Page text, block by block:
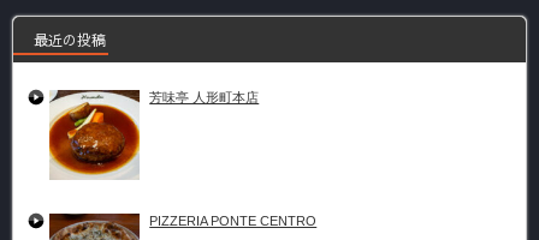
最近の投稿
芳味亭 人形町本店
PIZZERIA PONTE CENTRO